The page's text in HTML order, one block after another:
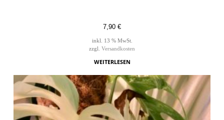
7,90 €
inkl. 13 % MwSt.
zzgl. Versandkosten
WEITERLESEN